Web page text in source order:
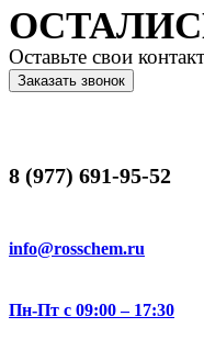
Оставьте свои
Заказать звонок
8 (977) 691-95-52
info@rosschem.ru
Пн-Пт с 09:00 – 17:30